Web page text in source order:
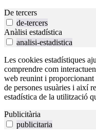
De tercers
de-tercers
Anàlisi estadística
analisi-estadistica
Les cookies estadístiques
comprendre com
web reunint i
de persones usuàries i així
estadística de la utilització
Publicitària
publicitaria